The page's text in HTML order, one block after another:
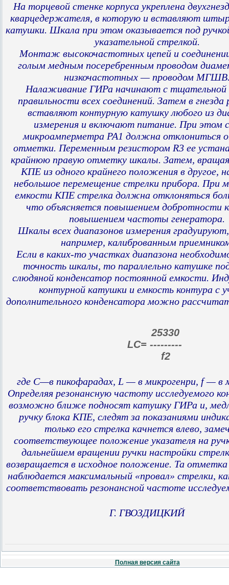
На торцевой стенке корпуса укреплена
кварцедержателя, в которую и вставляют
катушки. Шкала при этом оказывается под
указательной стрелкой.
Монтаж высокочастотных цепей и
голым медным посеребренным проводом
низкочастотных — проводом
Налаживание ГИРа начинают с тщательной
правильности всех соединений. Затем в гнезда
вставляют контурную катушку любого из
измерения и включают питание. При этом
микроамперметра РА1 должна отклониться
отметки. Переменным резистором R3 ее
крайнюю правую отметку шкалы. Затем, вращая
КПЕ из одного крайнего положения в другое,
небольшое перемещение стрелки прибора. При
емкости КПЕ стрелка должна отклоняться
что объясняется повышением добротности
повышением частоты генератора.
Шкалы всех диапазонов измерения градуируют,
например, калиброванным
Если в каких-то участках диапазона
точность шкалы, то параллельно катушке
слюдяной конденсатор постоянной емкости.
контурной катушки и емкость контура с
дополнительного конденсатора можно
25330
LC= ---------
f2
где С—в пикофарадах, L — в микрогенри, f — в
Определяя резонансную частоту исследуемого
возможно ближе подносят катушку ГИРа и,
ручку блока КПЕ, следят за показаниями
только его стрелка качнется влево,
соответствующее положение указателя на
дальнейшем вращении ручки настройки
возвращается в исходное положение. Та отметка
наблюдается максимальный «провал» стрелки,
соответствовать резонансной частоте
Г. ГВОЗДИЦКИЙ
Полная версия сайта